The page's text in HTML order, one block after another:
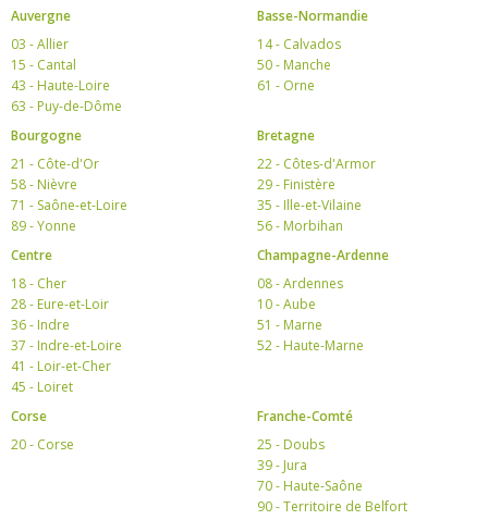
Auvergne
03 - Allier
15 - Cantal
43 - Haute-Loire
63 - Puy-de-Dôme
Basse-Normandie
14 - Calvados
50 - Manche
61 - Orne
Bourgogne
21 - Côte-d'Or
58 - Nièvre
71 - Saône-et-Loire
89 - Yonne
Bretagne
22 - Côtes-d'Armor
29 - Finistère
35 - Ille-et-Vilaine
56 - Morbihan
Centre
18 - Cher
28 - Eure-et-Loir
36 - Indre
37 - Indre-et-Loire
41 - Loir-et-Cher
45 - Loiret
Champagne-Ardenne
08 - Ardennes
10 - Aube
51 - Marne
52 - Haute-Marne
Corse
20 - Corse
Franche-Comté
25 - Doubs
39 - Jura
70 - Haute-Saône
90 - Territoire de Belfort